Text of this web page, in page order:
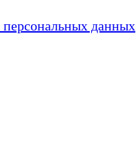
персональных данных